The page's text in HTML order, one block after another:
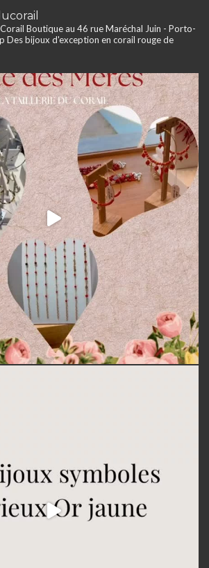
Boutique au 46 rue Maréchal Juin - Porto-
Des bijoux d'exception en corail rouge de